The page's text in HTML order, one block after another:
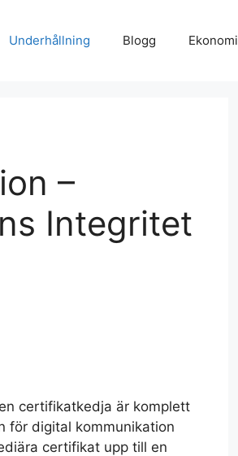
Underhållning Blogg Ekonomi
–
Integritet
certifikatkedja är komplett
för digital kommunikation
certifikat upp till en